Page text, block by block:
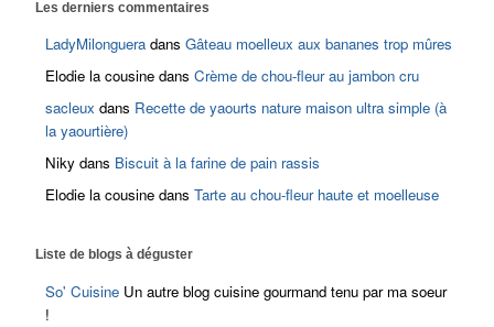
Les derniers commentaires
LadyMilonguera dansGâteau moelleux aux bananes trop mûres
Elodie la cousine dansCrème de chou-fleur au jambon cru
sacleux dans Recette de yaourts nature maison ultra simple (à
la yaourtière)
Niky dans Biscuit à la farine de pain rassis
Elodie la cousine dansTarte au chou-fleur haute et moelleuse
Liste de blogs à déguster
So' Cuisine Un autre blog cuisine gourmand tenu par ma soeur
!